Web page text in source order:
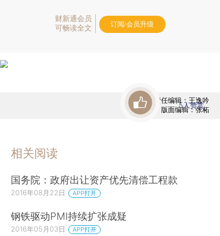
财新通会员
可畅读全文
订阅/会员升级
责任编辑：王逸吟
版面编辑：张柘
5人赞赏
相关阅读
国务院：政府出让资产优先清偿工程款
2016年08月22日 APP打开
钢铁驱动PMI持续扩张成疑
2016年05月03日 APP打开